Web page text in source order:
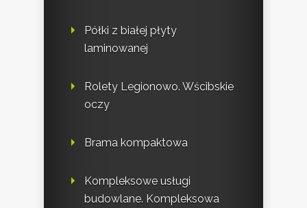
Półki z białej płyty
laminowanej
Rolety Legionowo. Wścibskie
oczy
Brama kompaktowa
Kompleksowe usługi
budowlane. Kompleksowa